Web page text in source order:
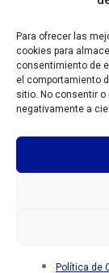
Para ofrecer las
cookies para
consentimiento de
el comportamiento
sitio. No consentir
negativamente a
Política de
Size chart
Guía de
https://
content/